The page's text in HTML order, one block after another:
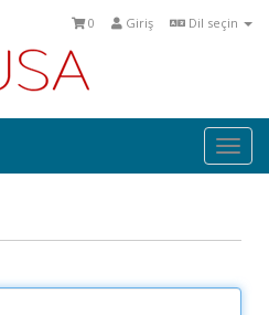
Dil seçin
Giriş
0